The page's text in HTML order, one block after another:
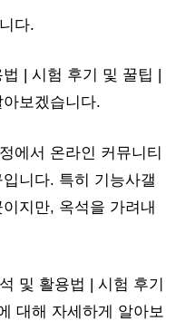
다.
| 시험 후기 및 꿀팁 |
보겠습니다.
에서 온라인 커뮤니티
니다. 특히 기능사갤
지만, 옥석을 가려내
및 활용법 | 시험 후기
대해 자세하게 알아보